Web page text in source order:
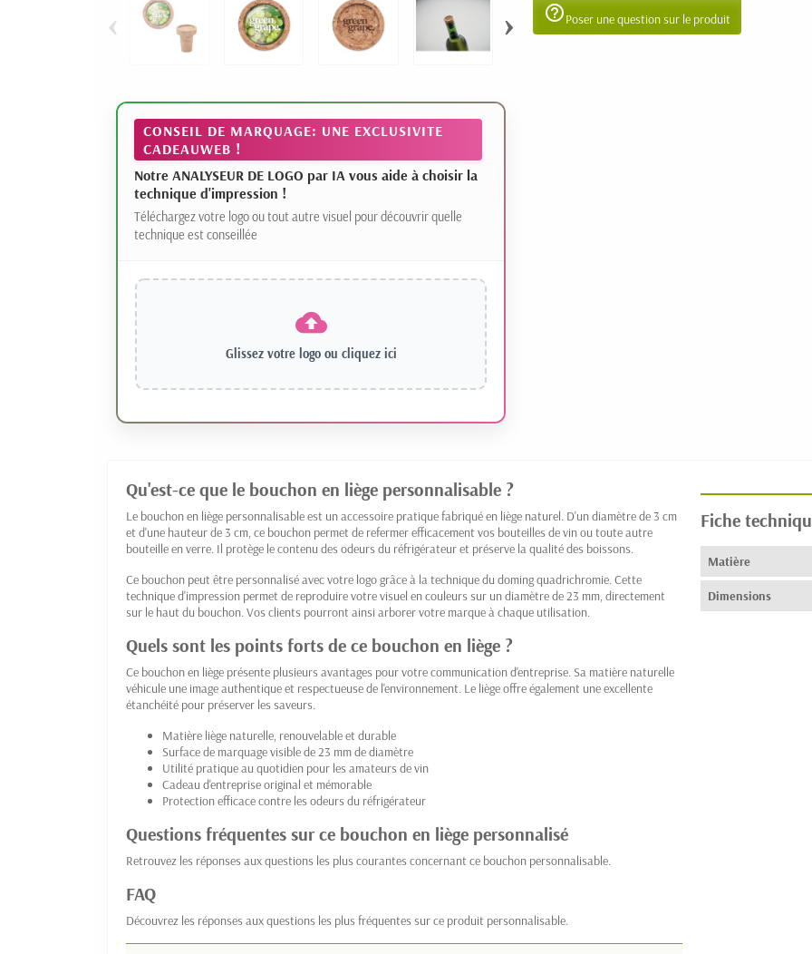
‹ ›
CONSEIL DE MARQUAGE: UNE EXCLUSIVITE
CADEAUWEB !
Notre ANALYSEUR DE LOGO par IA vous aide à choisir la
technique d'impression !
Téléchargez votre logo ou tout autre visuel pour découvrir quelle
technique est conseillée
Glissez votre logo ou cliquez ici
help_outlinePoser une question sur le produit
Qu'est-ce que le bouchon en liège personnalisable ?
Le bouchon en liège personnalisable est un accessoire pratique fabriqué en liège naturel. D'un diamètre de 3 cm
et d'une hauteur de 3 cm, ce bouchon permet de refermer efficacement vos bouteilles de vin ou toute autre
bouteille en verre. Il protège le contenu des odeurs du réfrigérateur et préserve la qualité des boissons.
Ce bouchon peut être personnalisé avec votre logo grâce à la technique du doming quadrichromie. Cette
technique d'impression permet de reproduire votre visuel en couleurs sur un diamètre de 23 mm, directement
sur le haut du bouchon. Vos clients pourront ainsi arborer votre marque à chaque utilisation.
Quels sont les points forts de ce bouchon en liège ?
Ce bouchon en liège présente plusieurs avantages pour votre communication d'entreprise. Sa matière naturelle
véhicule une image authentique et respectueuse de l'environnement. Le liège offre également une excellente
étanchéité pour préserver les saveurs.
Matière liège naturelle, renouvelable et durable
Surface de marquage visible de 23 mm de diamètre
Utilité pratique au quotidien pour les amateurs de vin
Cadeau d'entreprise original et mémorable
Protection efficace contre les odeurs du réfrigérateur
Questions fréquentes sur ce bouchon en liège personnalisé
Retrouvez les réponses aux questions les plus courantes concernant ce bouchon personnalisable.
FAQ
Découvrez les réponses aux questions les plus fréquentes sur ce produit personnalisable.
Fiche
Matière
Dimensions